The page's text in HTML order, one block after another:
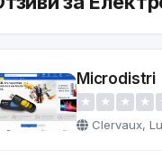
Microdistri
★ ★ ★ ★
Clervaux,